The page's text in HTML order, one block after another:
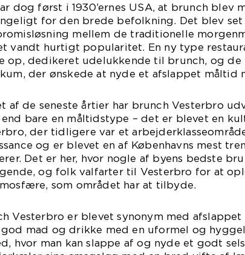
dog først i 1930’ernes USA, at brunch blev
for den brede befolkning. Det blev set
mellem de traditionelle
vandt hurtigt popularitet. En ny type
op, dedikeret udelukkende til brunch, og
der ønskede at nyde et afslappet måltid
af de seneste årtier har brunch Vesterbro
end bare en måltidstype – det er blevet en
der tidligere var et
og er blevet en af Københavns mest
Det er her, hvor nogle af byens bedste
og folk valfarter til Vesterbro for at
som området har at tilbyde.
Vesterbro er blevet synonym med afslappet
mad og drikke med en uformel og
hvor man kan slappe af og nyde et godt